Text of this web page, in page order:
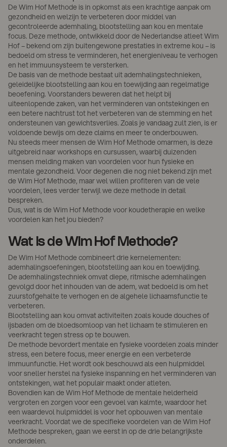
De Wim Hof Methode is in opkomst als een krachtige aanpak om
gezondheid en welzijn te verbeteren door middel van
gecontroleerde ademhaling, blootstelling aan kou en mentale
focus. Deze methode, ontwikkeld door de Nederlandse atleet Wim
Hof – bekend om zijn buitengewone prestaties in extreme kou – is
bedoeld om stress te verminderen, het energieniveau te verhogen
en het immuunsysteem te versterken.
De basis van de methode bestaat uit ademhalingstechnieken,
geleidelijke blootstelling aan kou en toewijding aan regelmatige
beoefening. Voorstanders beweren dat het helpt bij
uiteenlopende zaken, van het verminderen van ontstekingen en
een betere nachtrust tot het verbeteren van de stemming en het
ondersteunen van gewichtsverlies. Zoals je vandaag zult zien, is er
voldoende bewijs om deze claims en meer te onderbouwen.
Nu steeds meer mensen de Wim Hof Methode omarmen, is deze
uitgebreid naar workshops en cursussen, waarbij duizenden
mensen melding maken van voordelen voor hun fysieke en
mentale gezondheid. Voor degenen die nog niet bekend zijn met
de Wim Hof Methode, maar wel willen profiteren van de vele
voordelen, lees verder terwijl we deze methode in detail
bespreken.
Dus, wat is de Wim Hof Methode voor koudetherapie en welke
voordelen kan het jou bieden?
Wat is de Wim Hof Methode?
De Wim Hof Methode combineert drie kernelementen:
ademhalingsoefeningen, blootstelling aan kou en toewijding.
De ademhalingstechniek omvat diepe, ritmische ademhalingen
gevolgd door het inhouden van de adem, wat bedoeld is om het
zuurstofgehalte te verhogen en de algehele lichaamsfunctie te
verbeteren.
Blootstelling aan kou omvat activiteiten zoals koude douches of
ijsbaden om de bloedsomloop van het lichaam te stimuleren en
veerkracht tegen stress op te bouwen.
De methode bevordert mentale en fysieke voordelen zoals minder
stress, een betere focus, meer energie en een verbeterde
immuunfunctie. Het wordt ook beschouwd als een hulpmiddel
voor sneller herstel na fysieke inspanning en het verminderen van
ontstekingen, wat het populair maakt onder atleten.
Bovendien kan de Wim Hof Methode de mentale helderheid
vergroten en zorgen voor een gevoel van kalmte, waardoor het
een waardevol hulpmiddel is voor het opbouwen van mentale
veerkracht. Voordat we de specifieke voordelen van de Wim Hof
Methode bespreken, gaan we eerst in op de drie belangrijkste
onderdelen.